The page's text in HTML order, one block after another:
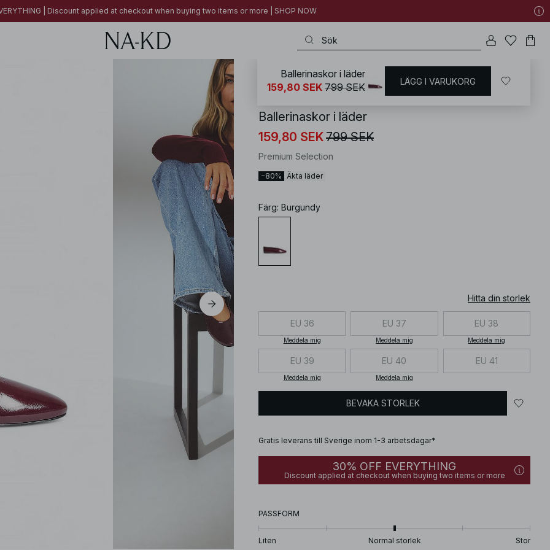
| Discount applied at checkout when buying two items or more | SHOP NOW
NA-KD / Skor / Lågskor / Ballerinaskor
Ballerinaskor i läder
159,80 SEK799 SEK
Premium Selection
−80% Äkta läder
Färg: Burgundy
Hitta din storlek
EU 36
Meddela mig
EU 37
Meddela mig
EU 38
Meddela mig
EU 39
Meddela mig
EU 40
Meddela mig
EU 41
BEVAKA STORLEK
Gratis leverans till Sverige inom 1-3 arbetsdagar*
30% OFF EVERYTHING
Discount applied at checkout when buying two items or more
PASSFORM
Liten Normal storlek Stor
Ballerinaskor i läder
159,80 SEK 799 SEK LÄGG I VARUKORG